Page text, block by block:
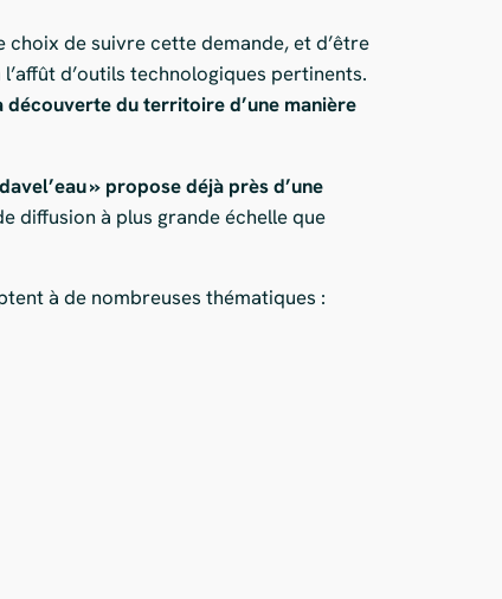
choix de suivre cette demande, et d’être
d’outils technologiques pertinents.
du territoire d’une manière
» propose déjà près d’une
diffusion à plus grande échelle que
à de nombreuses thématiques :